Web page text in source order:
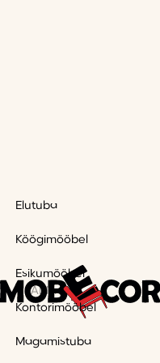
Elutuba
Köögimööbel
Esikumööbel
Kontorimööbel
Magamistuba
AMA